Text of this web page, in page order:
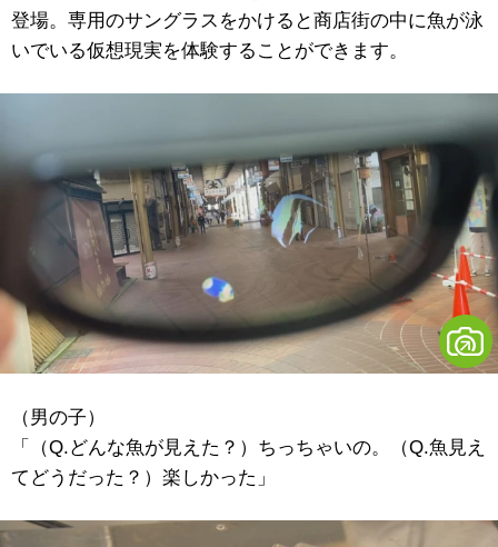
登場。専用のサングラスをかけると商店街の中に魚が泳
いでいる仮想現実を体験することができます。
（男の子）
「（Q.どんな魚が見えた？）ちっちゃいの。（Q.魚見え
てどうだった？）楽しかった」